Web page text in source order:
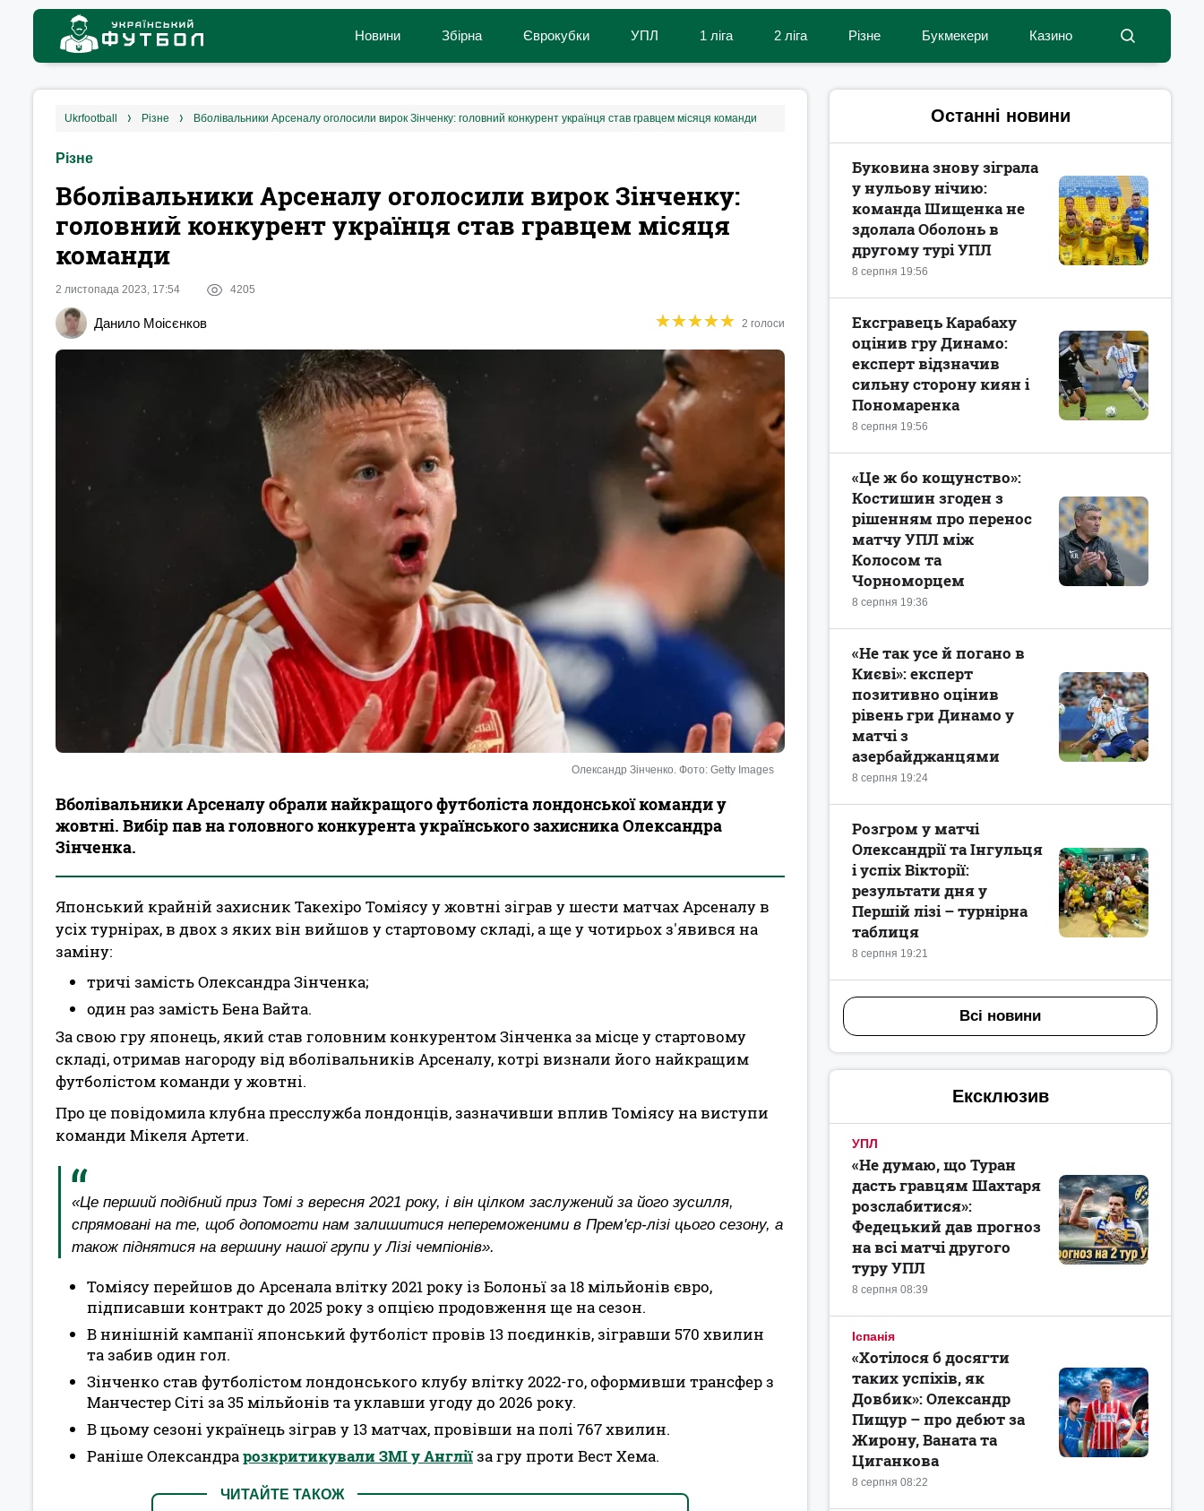
Новини Збірна Єврокубки УПЛ 1 ліга 2 ліга Різне Букмекери Казино
ukrfootball різне Вболівальники Арсеналу оголосили вирок Зінченку: головний конкурент українця став гравцем місяця команди
Різне
Вболівальники Арсеналу оголосили вирок Зінченку:
головний конкурент українця став гравцем місяця
команди
2 листопада 2023, 17:54 4205
Данило Моісєнков ★★★★★
★★★★★ 2 голоси
Олександр Зінченко. Фото: Getty Images
Вболівальники Арсеналу обрали найкращого футболіста лондонської команди у
жовтні. Вибір пав на головного конкурента українського захисника Олександра
Зінченка.
Японський крайній захисник Такехіро Томіясу у жовтні зіграв у шести матчах Арсеналу в
усіх турнірах, в двох з яких він вийшов у стартовому складі, а ще у чотирьох з'явився на
заміну:
тричі замість Олександра Зінченка;
один раз замість Бена Вайта.
За свою гру японець, який став головним конкурентом Зінченка за місце у стартовому
складі, отримав нагороду від вболівальників Арсеналу, котрі визнали його найкращим
футболістом команди у жовтні.
Про це повідомила клубна пресслужба лондонців, зазначивши вплив Томіясу на виступи
команди Мікеля Артети.
«Це перший подібний приз Томі з вересня 2021 року, і він цілком заслужений за його зусилля,
спрямовані на те, щоб допомогти нам залишитися непереможеними в Прем'єр-лізі цього сезону, а
також піднятися на вершину нашої групи у Лізі чемпіонів».
Томіясу перейшов до Арсенала влітку 2021 року із Болоньї за 18 мільйонів євро,
підписавши контракт до 2025 року з опцією продовження ще на сезон.
В нинішній кампанії японський футболіст провів 13 поєдинків, зігравши 570 хвилин
та забив один гол.
Зінченко став футболістом лондонського клубу влітку 2022-го, оформивши трансфер з
Манчестер Сіті за 35 мільйонів та уклавши угоду до 2026 року.
В цьому сезоні українець зіграв у 13 матчах, провівши на полі 767 хвилин.
Раніше Олександрарозкритикували ЗМІ у Англіїза гру проти Вест Хема.
ЧИТАЙТЕ ТАКОЖ
Останні новини
8 серпня 19:56
Буковина знову зіграла
у нульову нічию:
команда Шищенка не
здолала Оболонь в
другому турі УПЛ
8 серпня 19:56
Ексгравець Карабаху
оцінив гру Динамо:
експерт відзначив
сильну сторону киян і
Пономаренка
8 серпня 19:36
«Це ж бо кощунство»:
Костишин згоден з
рішенням про перенос
матчу УПЛ між
Колосом та
Чорноморцем
8 серпня 19:24
«Не так усе й погано в
Києві»: експерт
позитивно оцінив
рівень гри Динамо у
матчі з
азербайджанцями
8 серпня 19:21
Розгром у матчі
Олександрії та Інгульця
і успіх Вікторії:
результати дня у
Першій лізі – турнірна
таблиця
Всі новини
Ексклюзив
УПЛ
8 серпня 08:39
«Не думаю, що Туран
дасть гравцям Шахтаря
розслабитися»:
Федецький дав прогноз
на всі матчі другого
туру УПЛ
Іспанія
8 серпня 08:22
«Хотілося б досягти
таких успіхів, як
Довбик»: Олександр
Пищур – про дебют за
Жирону, Ваната та
Циганкова